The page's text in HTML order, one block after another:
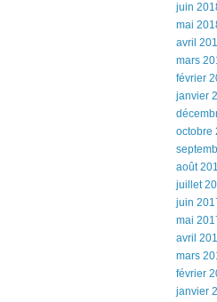
juin
mai
avril
mars
février
janvier
octobre
août
juillet
juin
mai
avril
mars
février
janvier